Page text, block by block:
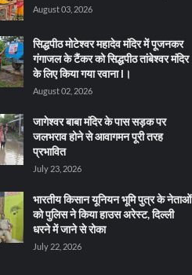
August 03, 2026
सिद्धपीठ मोटेश्वर महादेव मंदिर में पूजनकर
गंगाजल के टैंकर को सिद्धपीठ तांबेश्वर मंदिर
के लिए किया गया रवाना l।
August 02, 2026
जागेश्वर बाबा मंदिर के पास सड़क पर
जलभराव होने से आवागमन पूरी तरह
प्रभावित
July 23, 2026
भारतीय किसान यूनियन भूमि पुत्र के नेताओं
को पुलिस ने किया हाउस अरेस्ट, दिल्ली
धरने में जाने से रोका
July 22, 2026